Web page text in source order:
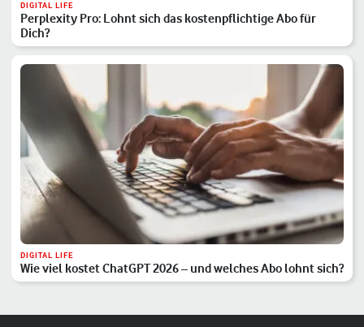
DIGITAL LIFE
Perplexity Pro: Lohnt sich das kostenpflichtige Abo für
Dich?
DIGITAL LIFE
Wie viel kostet ChatGPT 2026 – und welches Abo lohnt sich?